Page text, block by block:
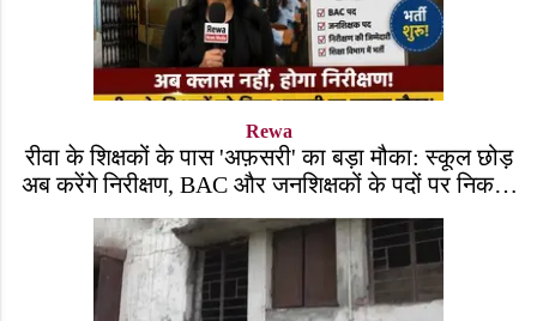
Rewa
रीवा के शिक्षकों के पास 'अफ़सरी' का बड़ा मौका: स्कूल छोड़
अब करेंगे निरीक्षण, BAC और जनशिक्षकों के पदों पर निकली
भर्ती!